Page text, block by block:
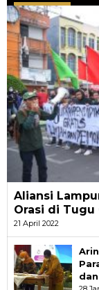
Aliansi
Orasi di Tugu
21 April 2022